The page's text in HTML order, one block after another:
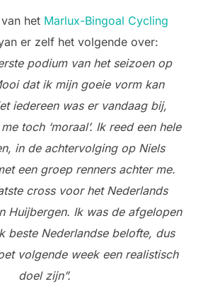
het Marlux-Bingoal Cycling
er zelf het volgende over:
podium van het seizoen op
dat ik mijn goeie vorm kan
iedereen was er vandaag bij,
toch ‘moraal’. Ik reed een hele
in de achtervolging op Niels
een groep renners achter me.
cross voor het Nederlands
Huijbergen. Ik was de afgelopen
beste Nederlandse belofte, dus
volgende week een realistisch
doel zijn”.